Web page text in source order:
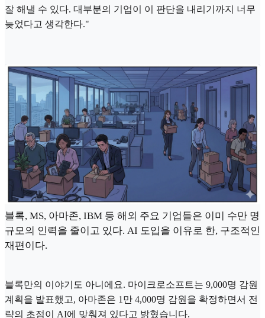
잘 해낼 수 있다. 대부분의 기업이 이 판단을 내리기까지 너무
늦었다고 생각한다."
블록, MS, 아마존, IBM 등 해외 주요 기업들은 이미 수만 명
규모의 인력을 줄이고 있다. AI 도입을 이유로 한, 구조적인
재편이다.
블록만의 이야기도 아니에요. 마이크로소프트는 9,000명 감원
계획을 발표했고, 아마존은 1만 4,000명 감원을 확정하면서 전
략의 초점이 AI에 맞춰져 있다고 밝혔습니다.